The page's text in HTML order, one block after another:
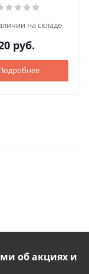
на складе
руб.
об акциях и